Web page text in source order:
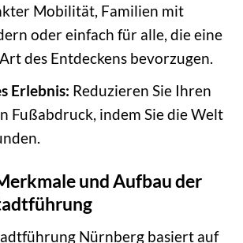
Mobilität, Familien mit
oder einfach für alle, die eine
des Entdeckens bevorzugen.
Erlebnis: Reduzieren Sie Ihren
Fußabdruck, indem Sie die Welt
und Aufbau der
Nürnberg basiert auf